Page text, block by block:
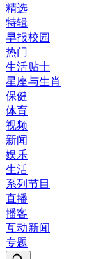
精选
特辑
早报校园
热门
生活贴士
星座与生肖
保健
体育
视频
新闻
娱乐
生活
系列节目
直播
播客
互动新闻
专题